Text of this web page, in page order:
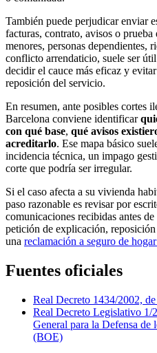
También puede perjudicar enviar
facturas, contrato, avisos o
menores, personas dependientes,
conflicto arrendaticio, suele ser
decidir el cauce más eficaz y
reposición del servicio.
En resumen, ante posibles cortes
Barcelona conviene identificar
con qué base, qué avisos
acreditarlo. Ese mapa básico
incidencia técnica, un impago
corte que podría ser irregular.
Si el caso afecta a su vivienda
paso razonable es revisar por
comunicaciones recibidas antes
petición de explicación,
una reclamación a seguro de
Fuentes oficiales
Real Decreto 1434/2002,
Real Decreto Legislativo
General para la Defensa de
(BOE)